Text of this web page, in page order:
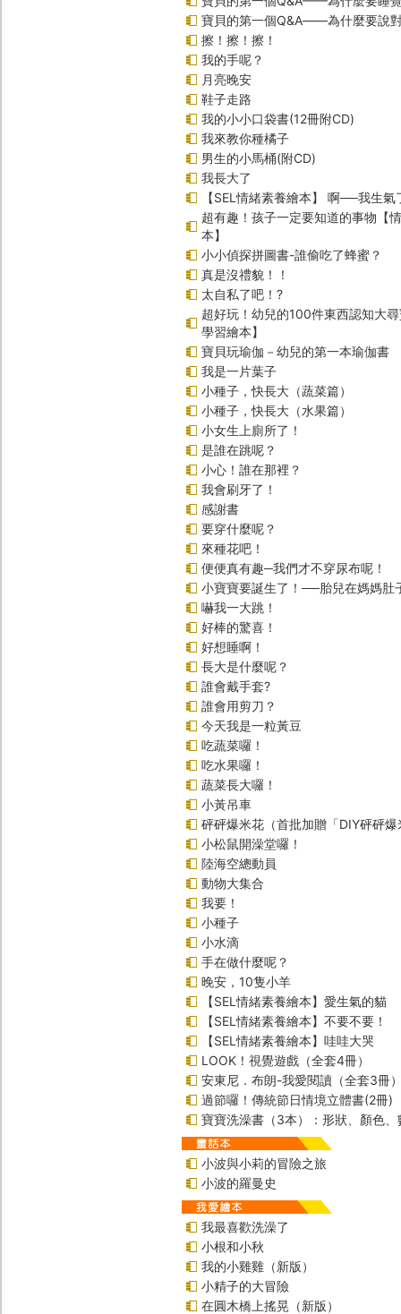
寶貝的第一個Q&A――為什麼要說
擦！擦！擦！
我的手呢？
月亮晚安
鞋子走路
我的小小口袋書(12冊附CD)
我來教你種橘子
男生的小馬桶(附CD)
我長大了
【SEL情緒素養繪本】 啊──我生氣
超有趣！孩子一定要知道的事物【
本】
小小偵探拼圖書-誰偷吃了蜂蜜？
真是沒禮貌！！
太自私了吧！?
超好玩！幼兒的100件東西認知大
學習繪本】
寶貝玩瑜伽－幼兒的第一本瑜伽書
我是一片葉子
小種子，快長大（蔬菜篇）
小種子，快長大（水果篇）
小女生上廁所了！
是誰在跳呢？
小心！誰在那裡？
我會刷牙了！
感謝書
要穿什麼呢？
來種花吧！
便便真有趣─我們才不穿尿布呢！
小寶寶要誕生了！──胎兒在媽媽肚
嚇我一大跳！
好棒的驚喜！
好想睡啊！
長大是什麼呢？
誰會戴手套?
誰會用剪刀？
今天我是一粒黃豆
吃蔬菜囉！
吃水果囉！
蔬菜長大囉！
小黃吊車
砰砰爆米花（首批加贈「DIY砰砰
小松鼠開澡堂囉！
陸海空總動員
動物大集合
我要！
小種子
小水滴
手在做什麼呢？
晚安，10隻小羊
【SEL情緒素養繪本】愛生氣的貓
【SEL情緒素養繪本】不要不要！
【SEL情緒素養繪本】哇哇大哭
LOOK！視覺遊戲（全套4冊）
安東尼．布朗-我愛閱讀（全套3冊
過節囉！傳統節日情境立體書(2冊)
寶寶洗澡書（3本）：形狀、顏色、
小波與小莉的冒險之旅
小波的羅曼史
我最喜歡洗澡了
小根和小秋
我的小雞雞（新版）
小精子的大冒險
在圓木橋上搖晃（新版）